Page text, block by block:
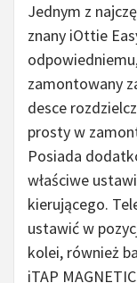
Jednym z
znany iOttie
zamontowany
desce
prosty w
Posiada
właściwe
kierującego.
ustawić w
kolei, również
iTAP